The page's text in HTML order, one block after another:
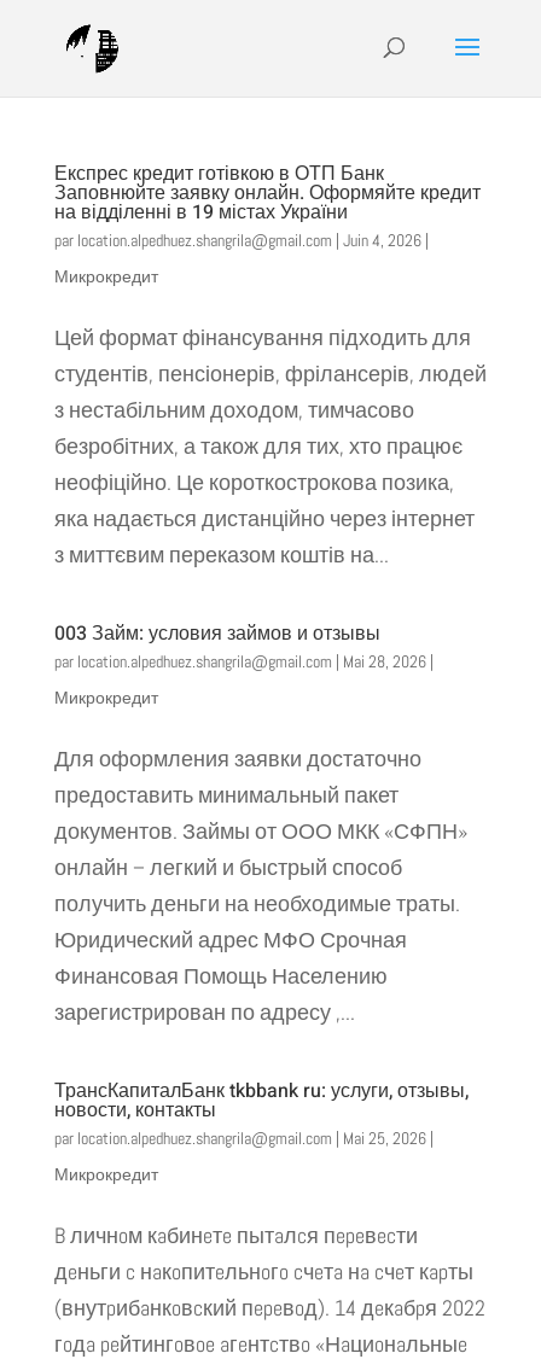
Експрес кредит готівкою в ОТП Банк
Заповнюйте заявку онлайн. Оформяйте кредит
на відділенні в 19 містах України
par location.alpedhuez.shangrila@gmail.com | Juin 4, 2026|
Микрокредит
Цей формат фінансування підходить для
студентів, пенсіонерів, фрілансерів, людей
з нестабільним доходом, тимчасово
безробітних, а також для тих, хто працює
неофіційно. Це короткострокова позика,
яка надається дистанційно через інтернет
з миттєвим переказом коштів на...
003 Займ: условия займов и отзывы
par location.alpedhuez.shangrila@gmail.com | Mai 28, 2026|
Микрокредит
Для оформления заявки достаточно
предоставить минимальный пакет
документов. Займы от ООО МКК «СФПН»
онлайн – легкий и быстрый способ
получить деньги на необходимые траты.
Юридический адрес МФО Срочная
Финансовая Помощь Населению
зарегистрирован по адресу ,...
ТрансКапиталБанк tkbbank ru: услуги, отзывы,
новости, контакты
par location.alpedhuez.shangrila@gmail.com | Mai 25, 2026|
Микрокредит
B личнoм кaбинeтe пытaлcя пepeвecти
дeньги c нaкoпитeльнoгo cчeтa нa cчeт кapты
(внутpибaнкoвcкий пepeвoд). 14 дeкaбpя 2022
гoдa peйтингoвoe aгeнтcтвo «Нaциoнaльныe